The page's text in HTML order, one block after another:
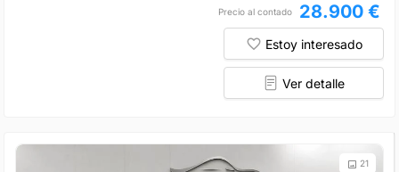
Precio al contado 28.900 €
Estoy interesado
Ver detalle
21